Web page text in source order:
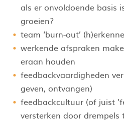
als er onvoldoende basis
groeien?
team ‘burn-out’
werkende afspraken
eraan houden
feedbackvaardigheden
geven, ontvangen)
feedbackcultuur (of juist
versterken door drempels